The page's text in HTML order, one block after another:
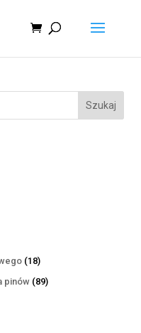
Szukaj
1818
produktów
pinów 8989